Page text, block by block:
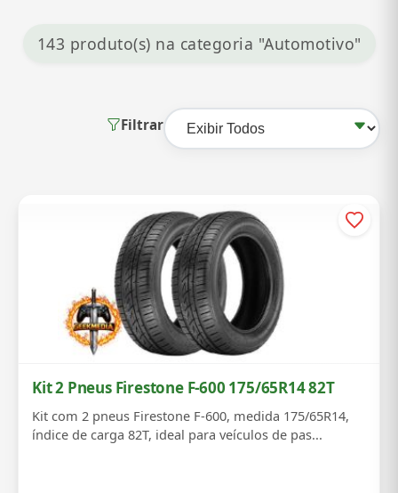
143 produto(s) na categoria "Automotivo"
Filtrar
Kit 2 Pneus Firestone F-600 175/65R14 82T
Kit com 2 pneus Firestone F-600, medida 175/65R14,
índice de carga 82T, ideal para veículos de pas...